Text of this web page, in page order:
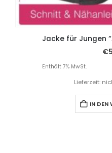
Jacke für Jungen
€
Enthält 7% MwSt.
Lieferzeit:
IN DEN